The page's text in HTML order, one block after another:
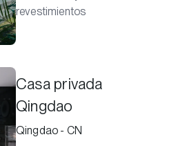
revestimientos
Casa privada
Qingdao
Qingdao - CN